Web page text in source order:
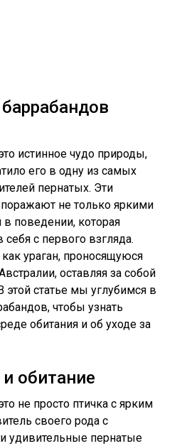
истинное чудо природы,
его в одну из самых
пернатых. Эти
не только яркими
поведении, которая
с первого взгляда.
ураган, проносящуюся
оставляя за собой
этой статье мы углубимся в
чтобы узнать
обитания и об уходе за
обитание
не просто птичка с ярким
своего рода с
удивительные пернатые